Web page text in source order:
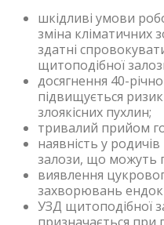
шкідливі умови
зміна кліматичних
здатні
щитоподібної
досягнення 40-
підвищується
злоякісних пухлин;
тривалий прийом
наявність у
залози, що можуть
виявлення
захворювань
УЗД щитоподібної